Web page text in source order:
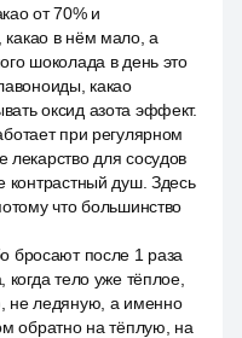
от 70% и
в нём мало, а
шоколада в день это
какао
оксид азота эффект.
при регулярном
для сосудов
контрастный душ. Здесь
что большинство
бросают после 1 раза
тело уже тёплое,
не ледяную, а именно
обратно на тёплую, на